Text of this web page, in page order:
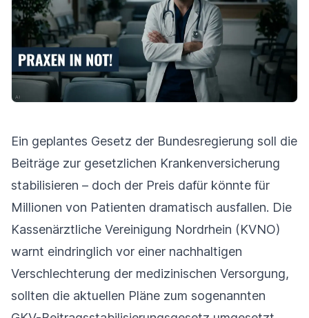
Ein geplantes Gesetz der Bundesregierung soll die
Beiträge zur gesetzlichen Krankenversicherung
stabilisieren – doch der Preis dafür könnte für
Millionen von Patienten dramatisch ausfallen. Die
Kassenärztliche Vereinigung Nordrhein (KVNO)
warnt eindringlich vor einer nachhaltigen
Verschlechterung der medizinischen Versorgung,
sollten die aktuellen Pläne zum sogenannten